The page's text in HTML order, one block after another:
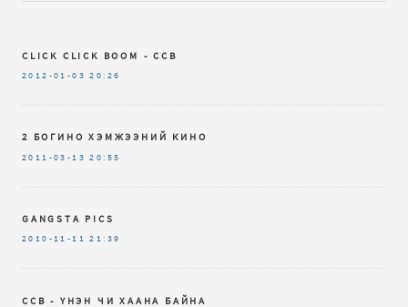
CLICK CLICK BOOM - CCB
2012-01-03 20:26
2 БОГИНО ХЭМЖЭЭНИЙ КИНО
2011-03-13 20:55
GANGSTA PICS
2010-11-11 21:39
CCB - ҮНЭН ЧИ ХААНА БАЙНА